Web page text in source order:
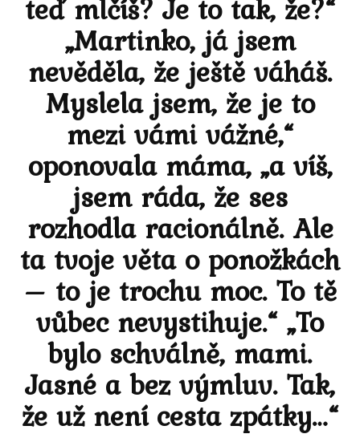
teď mlčíš? Je to tak, že?“
„Martinko, já jsem
nevěděla, že ještě váháš.
Myslela jsem, že je to
mezi vámi vážné,“
oponovala máma, „a víš,
jsem ráda, že ses
rozhodla racionálně. Ale
ta tvoje věta o ponožkách
– to je trochu moc. To tě
vůbec nevystihuje.“ „To
bylo schválně, mami.
Jasné a bez výmluv. Tak,
že už není cesta zpátky…“